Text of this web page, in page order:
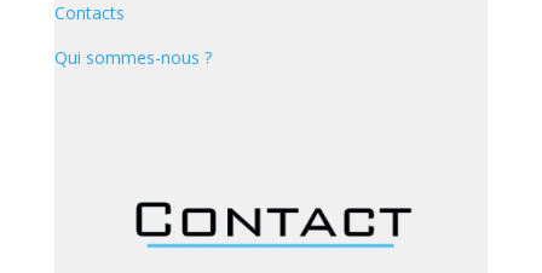
Contacts
Qui sommes-nous ?